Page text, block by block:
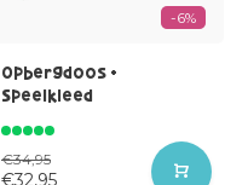
-6%
Opbergdoos +
Speelkleed
€34,95
€32,95